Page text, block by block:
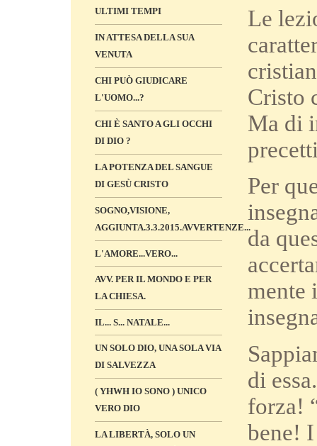
ULTIMI TEMPI
IN ATTESA DELLA SUA
VENUTA
CHI PUÒ GIUDICARE
L'UOMO...?
CHI È SANTO A GLI OCCHI
DI DIO ?
LA POTENZA DEL SANGUE
DI GESÙ CRISTO
SOGNO,VISIONE,
AGGIUNTA.3.3.2015.AVVERTENZE...
L'AMORE...VERO...
AVV. PER IL MONDO E PER
LA CHIESA.
IL... S... NATALE...
UN SOLO DIO, UNA SOLA VIA
DI SALVEZZA
( YHWH IO SONO ) UNICO
VERO DIO
LA LIBERTÀ, SOLO UN
Le
Cristo
Ma di
Per
da
mente
di
forza!
bene!